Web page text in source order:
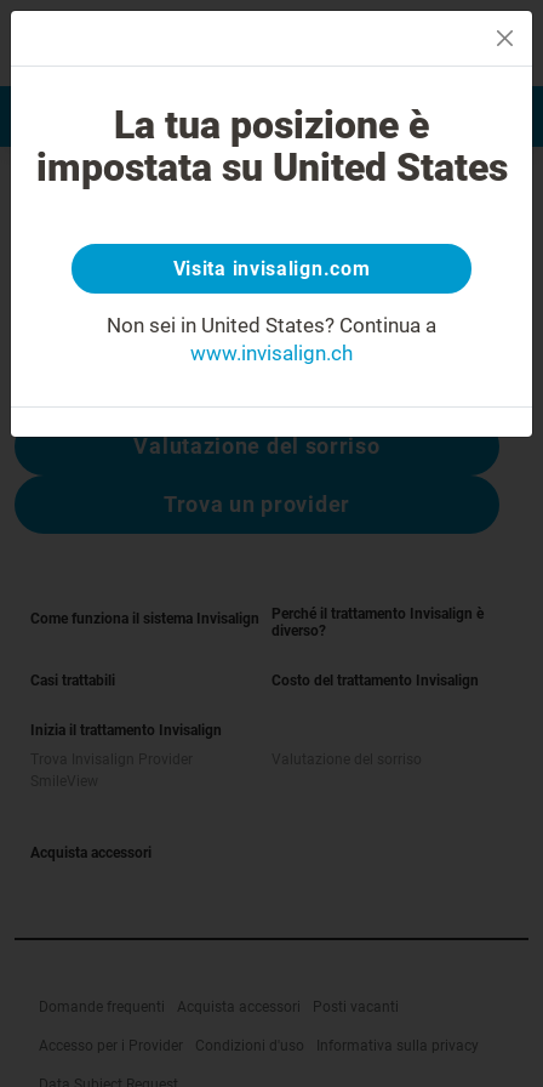
Valutazione del sorriso Trova Invisalign Provider
Errore 404
Non rimanere deluso
Questa pagina non è disponibile, altre sono:
Valutazione del sorriso
Trova un provider
Come funziona il sistema Invisalign
Perché il trattamento Invisalign è
diverso?
Casi trattabili Costo del trattamento Invisalign
Inizia il trattamento Invisalign
Acquista accessori
Domande frequenti Acquista accessori Posti vacanti
Accesso per i Provider Condizioni d'uso Informativa sulla privacy
La tua posizione è
impostata su United States
Visita invisalign.com
Non sei in United States? Continua a
www.invisalign.ch